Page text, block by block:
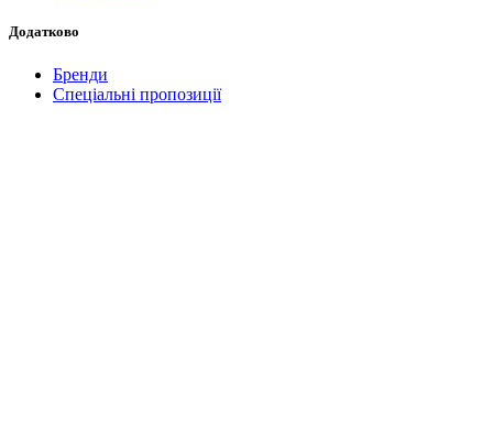
Додатково
Бренди
Спеціальні пропозиції